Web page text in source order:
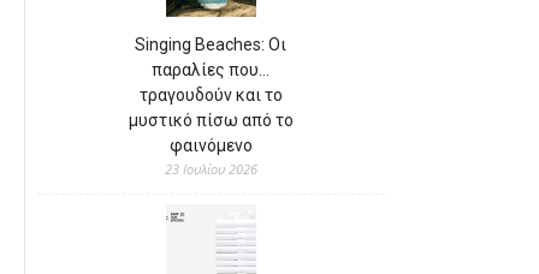
Singing Beaches: Οι
παραλίες που…
τραγουδούν και το
μυστικό πίσω από το
φαινόμενο
23 Ιουλίου 2026